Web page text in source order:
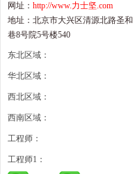
网址： http://www.力士坚.com
地址：北京市大兴区清源北路圣和
巷8号院5号楼540
东北区域：
华北区域：
西北区域：
西南区域：
工程师：
工程师1：